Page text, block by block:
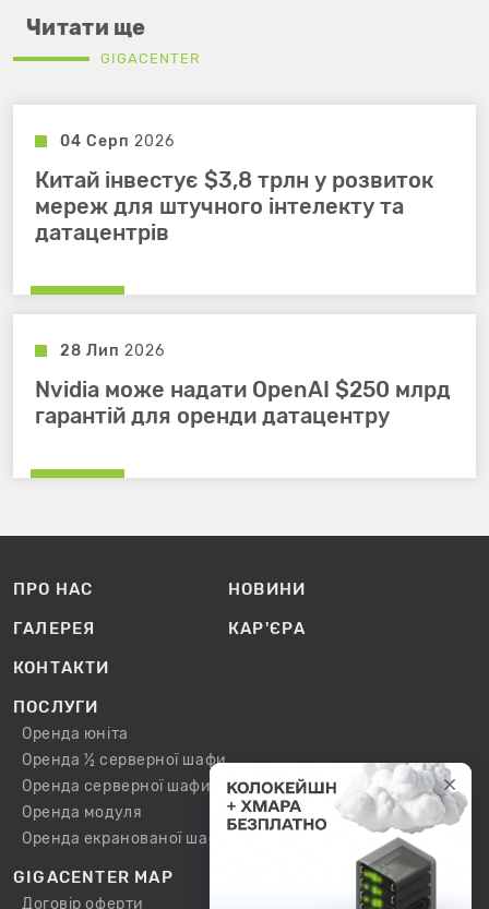
Читати ще
GIGACENTER
04 Серп 2026
Китай інвестує $3,8 трлн у розвиток
мереж для штучного інтелекту та
датацентрів
28 Лип 2026
Nvidia може надати OpenAI $250 млрд
гарантій для оренди датацентру
ПРО НАС
НОВИНИ
ГАЛЕРЕЯ
КАР'ЄРА
КОНТАКТИ
ПОСЛУГИ
Оренда юніта
Оренда ½ серверної шафи
Оренда серверної шафи
Оренда модуля
Оренда екранованої шафи / модуля
GIGACENTER MAP
Договір оферти